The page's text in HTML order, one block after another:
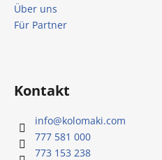
Über uns
Für Partner
Kontakt
info@kolomaki.com
777 581 000
773 153 238